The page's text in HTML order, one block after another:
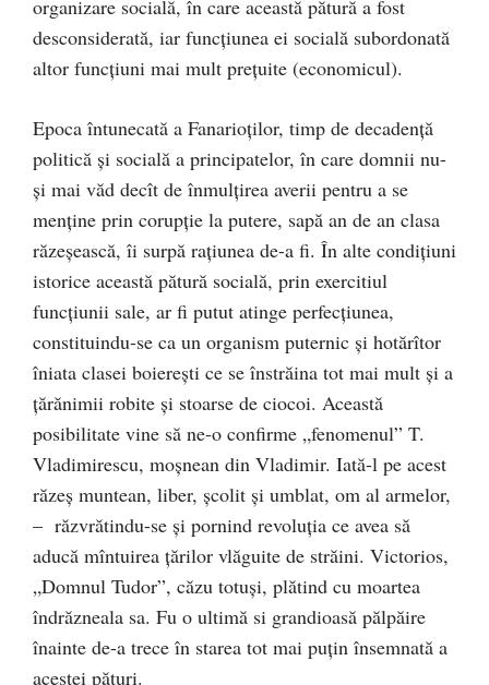
organizare socială, în care această pătură a fost
desconsiderată, iar funcţiunea ei socială subordonată
altor funcţiuni mai mult preţuite (economicul).
Epoca întunecată a Fanarioților, timp de decadență
politică şi socială a principatelor, în care domnii nu-
şi mai văd decît de înmulțirea averii pentru a se
menţine prin corupţie la putere, sapă an de an clasa
răzeşească, îi surpă raţiunea de-a fi. În alte condițiuni
istorice această pătură socială, prin exercitiul
funcţiunii sale, ar fi putut atinge perfecţiunea,
constituindu-se ca un organism puternic și hotărîtor
îniata clasei boiereşti ce se înstrăina tot mai mult şi a
țărănimii robite şi stoarse de ciocoi. Această
posibilitate vine să ne-o confirme „fenomenul” T.
Vladimirescu, moșnean din Vladimir. Iată-l pe acest
răzeș muntean, liber, școlit şi umblat, om al armelor,
– răzvrătindu-se şi pornind revoluţia ce avea să
aducă mîntuirea ţărilor vlăguite de străini. Victorios,
„Domnul Tudor”, căzu totuşi, plătind cu moartea
îndrăzneala sa. Fu o ultimă si grandioasă pălpăire
înainte de-a trece în starea tot mai puţin însemnată a
acestei pături.